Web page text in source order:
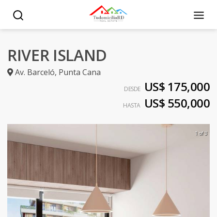
RIVER ISLAND
Av. Barceló, Punta Cana
DESDE US$ 175,000
HASTA US$ 550,000
1 of 3